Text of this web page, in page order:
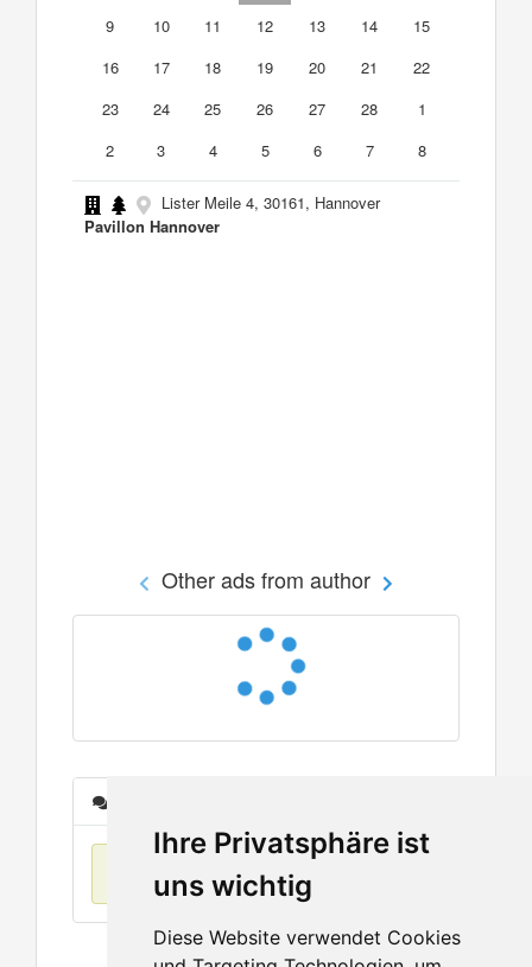
Ihre Privatsphäre ist
uns wichtig
Diese Website verwendet Cookies
9
10 11 12 13 14
15
16
17 18 19 20 21
22
23
24 25 26 27 28
1
2
3 4 5 6 7 8
Lister Meile 4, 30161, Hannover
Pavillon Hannover
Other ads from author
No items found